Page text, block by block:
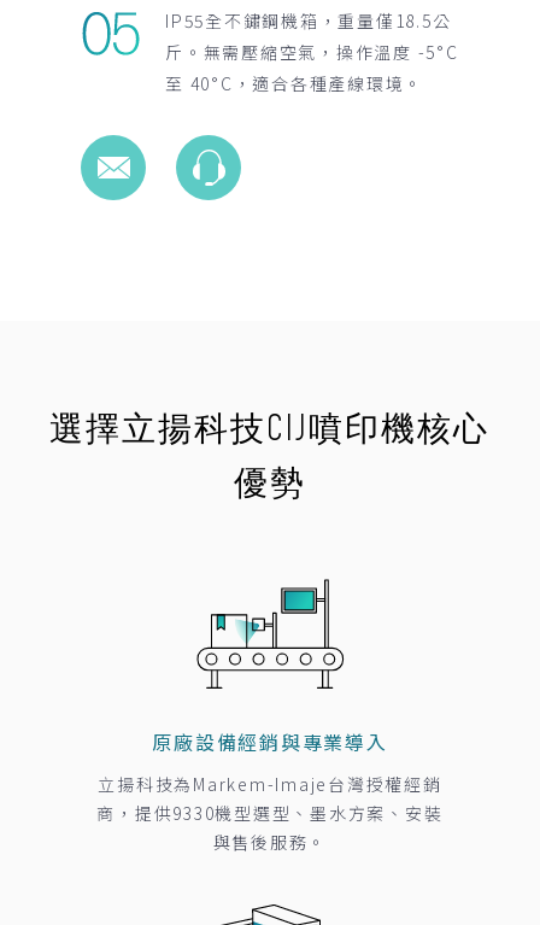
IP55全不鏽鋼機箱，重量僅18.5公
斤。無需壓縮空氣，操作溫度 -5°C
至 40°C，適合各種產線環境。
選擇立揚科技CIJ噴印機核心
優勢
原廠設備經銷與專業導入
立揚科技為Markem-Imaje台灣授權經銷
商，提供9330機型選型、墨水方案、安裝
與售後服務。